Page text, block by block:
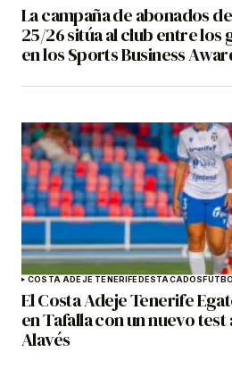
La campaña de abonados
25/26 sitúa al club entre los
en los Sports Business
COSTA ADEJE TENERIFEDESTACADOS
El Costa Adeje Tenerife
en Tafalla con un nuevo
Alavés